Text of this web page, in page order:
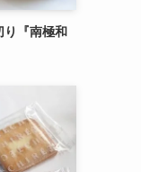
『南極和